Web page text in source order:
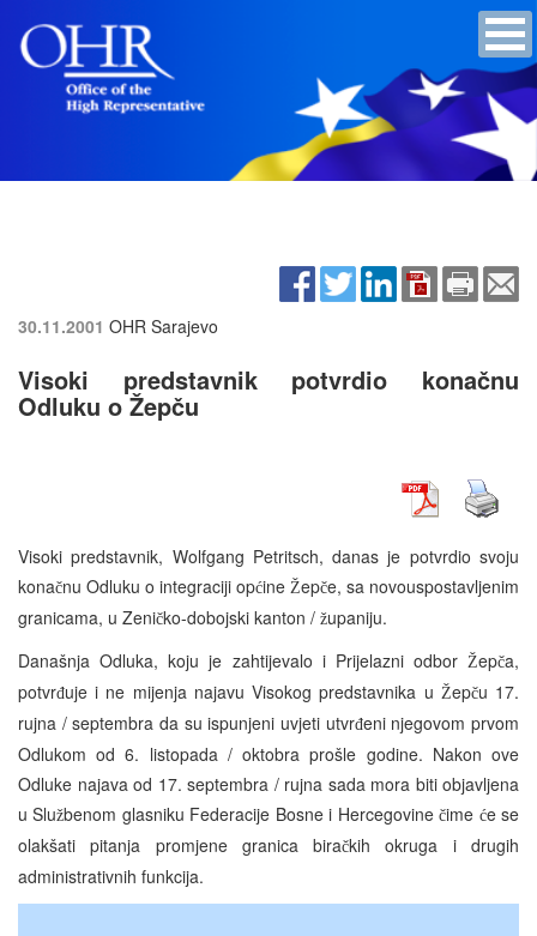
30.11.2001 OHR Sarajevo
Visoki predstavnik potvrdio konačnu
Odluku o Žepču
Visoki predstavnik, Wolfgang Petritsch, danas je potvrdio svoju
konačnu Odluku o integraciji općine Žepče, sa novouspostavljenim
granicama, u Zeničko-dobojski kanton / županiju.
Današnja Odluka, koju je zahtijevalo i Prijelazni odbor Žepča,
potvrđuje i ne mijenja najavu Visokog predstavnika u Žepču 17.
rujna / septembra da su ispunjeni uvjeti utvrđeni njegovom prvom
Odlukom od 6. listopada / oktobra prošle godine. Nakon ove
Odluke najava od 17. septembra / rujna sada mora biti objavljena
u Službenom glasniku Federacije Bosne i Hercegovinečime će se
olakšati pitanja promjene granica biračkih okruga i drugih
administrativnih funkcija.